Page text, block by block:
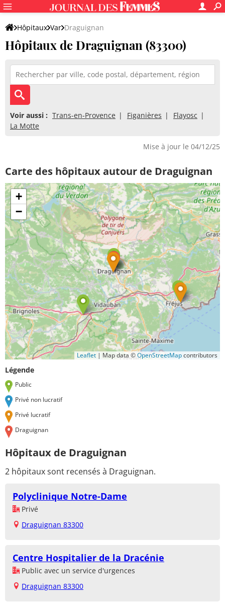
Hôpitaux Var Draguignan
Hôpitaux de Draguignan (83300)
Voir aussi : Trans-en-Provence Figanières
Flayosc
La Motte
Mise à jour le 04/12/25
Carte des hôpitaux autour de Draguignan
+
−
Leaflet | Map data ©OpenStreetMapcontributors
Légende
Public
Privé non lucratif
Privé lucratif
Draguignan
Hôpitaux de Draguignan
2 hôpitaux sont recensés à Draguignan.
Polyclinique Notre-Dame
Privé
Draguignan 83300
Centre Hospitalier de la Dracénie
Public avec un service d'urgences
Draguignan 83300